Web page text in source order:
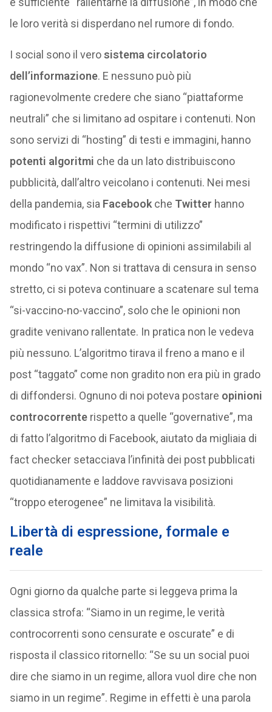
le loro verità si disperdano nel rumore di fondo.
I social sono il verosistema circolatorio
dell’informazione. E nessuno può più
ragionevolmente credere che siano “piattaforme
neutrali” che si limitano ad ospitare i contenuti. Non
sono servizi di “hosting” di testi e immagini, hanno
potenti algoritmi che da un lato distribuiscono
pubblicità, dall’altro veicolano i contenuti. Nei mesi
della pandemia, sia Facebookche Twitter hanno
modificato i rispettivi “termini di utilizzo”
restringendo la diffusione di opinioni assimilabili al
mondo “no vax”. Non si trattava di censura in senso
stretto, ci si poteva continuare a scatenare sul tema
“si-vaccino-no-vaccino”, solo che le opinioni non
gradite venivano rallentate. In pratica non le vedeva
più nessuno. L’algoritmo tirava il freno a mano e il
post “taggato” come non gradito non era più in grado
di diffondersi. Ognuno di noi poteva postare opinioni
controcorrenterispetto a quelle “governative”, ma
di fatto l’algoritmo di Facebook, aiutato da migliaia di
fact checker setacciava l’infinità dei post pubblicati
quotidianamente e laddove ravvisava posizioni
“troppo eterogenee” ne limitava la visibilità.
Libertà di espressione, formale e
reale
Ogni giorno da qualche parte si leggeva prima la
classica strofa: “Siamo in un regime, le verità
controcorrenti sono censurate e oscurate” e di
risposta il classico ritornello: “Se su un social puoi
dire che siamo in un regime, allora vuol dire che non
siamo in un regime”. Regime in effetti è una parola